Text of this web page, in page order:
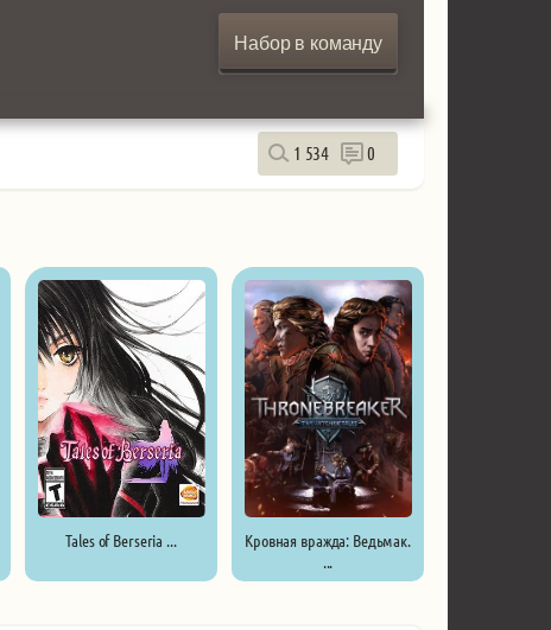
Набор в команду
1 534 0
Tales of Berseria ...
Кровная вражда: Ведьмак.
...